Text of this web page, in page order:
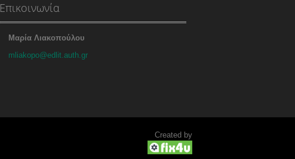
Επικοινωνία
Μαρία Λιακοπούλου
mliakopo@edlit.auth.gr
Created by